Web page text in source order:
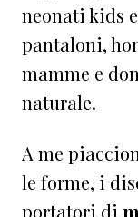
neonati kids
pantaloni,
mamme e
naturale.
A me
le forme, i
portatori di